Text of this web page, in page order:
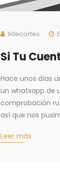
Ildecortes
Si Tu
Hace unos días
un whatsapp de
comprobación
así que nos
Leer más